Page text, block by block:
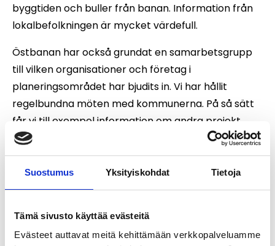
Suostumus Yksityiskohdat Tietoja
Tämä sivusto käyttää evästeitä
Evästeet auttavat meitä kehittämään verkkopalveluamme
byggtiden och buller från banan. Information från
lokalbefolkningen är mycket värdefull.
Östbanan har också grundat en samarbetsgrupp
till vilken organisationer och företag i
planeringsområdet har bjudits in. Vi har hållit
regelbundna möten med kommunerna. På så sätt
får vi till exempel information om andra projekt
som pågår i området, såsom solkraft, och kan
beakta dem i vårt eget arbete.”
miljökonsekvensbedömningen blir klar?